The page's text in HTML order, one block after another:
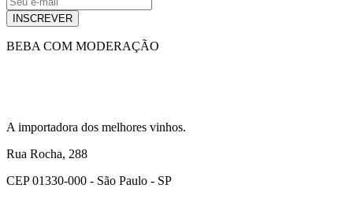
INSCREVER
BEBA COM MODERAÇÃO
A importadora dos melhores vinhos.
Rua Rocha, 288
CEP 01330-000 - São Paulo - SP